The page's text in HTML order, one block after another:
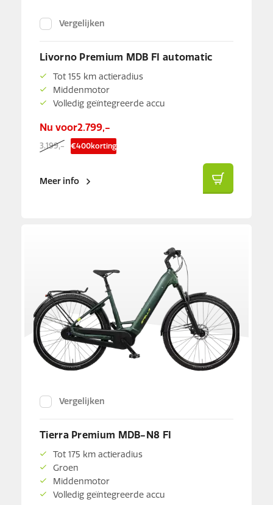
Vergelijken
Livorno Premium MDB FI automatic
Tot 155 km actieradius
Middenmotor
Volledig geïntegreerde accu
Nu voor2.799,-
3.199,- €400korting
Meer info
Vergelijken
Tierra Premium MDB-N8 FI
Tot 175 km actieradius
Groen
Middenmotor
Volledig geïntegreerde accu